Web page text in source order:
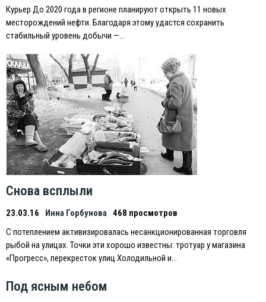
Курьер До 2020 года в регионе планируют открыть 11 новых
месторождений нефти. Благодаря этому удастся сохранить
стабильный уровень добычи —…
Снова всплыли
23.03.16 Инна Горбунова 468 просмотров
С потеплением активизировалась несанкционированная торговля
рыбой на улицах. Точки эти хорошо известны: тротуар у магазина
«Прогресс», перекресток улиц Холодильной и…
Под ясным небом